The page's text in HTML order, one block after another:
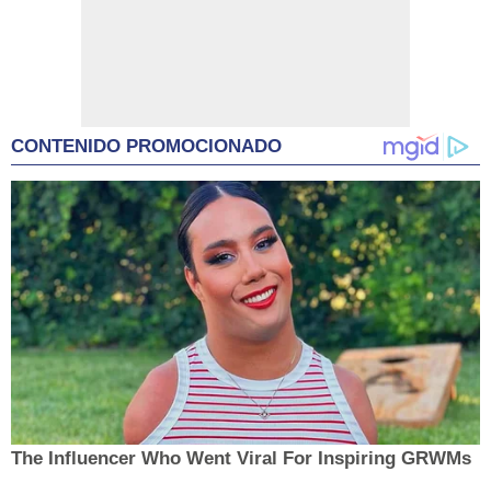
CONTENIDO PROMOCIONADO
The Influencer Who Went Viral For Inspiring GRWMs